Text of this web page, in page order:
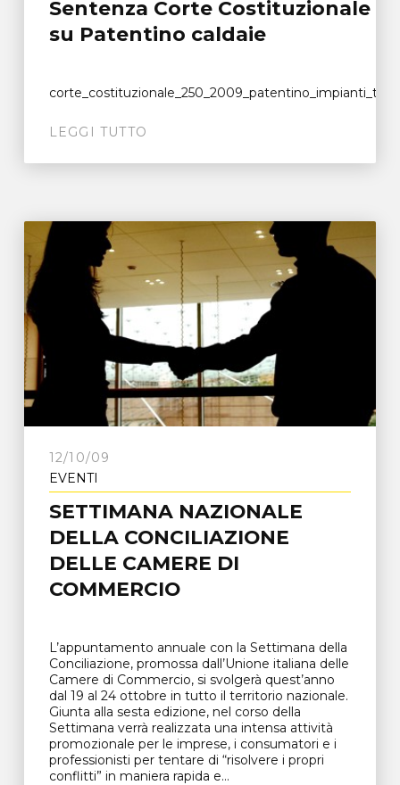
Sentenza Corte Costituzionale
su Patentino caldaie
LEGGI TUTTO
12/10/09
EVENTI
SETTIMANA NAZIONALE
DELLA CONCILIAZIONE
DELLE CAMERE DI
COMMERCIO
L’appuntamento annuale con la Settimana della
Conciliazione, promossa dall’Unione italiana delle
Camere di Commercio, si svolgerà quest’anno
dal 19 al 24 ottobre in tutto il territorio nazionale.
Giunta alla sesta edizione, nel corso della
Settimana verrà realizzata una intensa attività
promozionale per le imprese, i consumatori e i
professionisti per tentare di “risolvere i propri
conflitti” in maniera rapida e...